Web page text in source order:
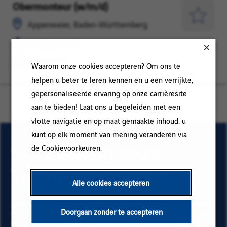
Waarom onze cookies accepteren? Om ons te
helpen u beter te leren kennen en u een verrijkte,
gepersonaliseerde ervaring op onze carrièresite
aan te bieden! Laat ons u begeleiden met een
vlotte navigatie en op maat gemaakte inhoud: u
kunt op elk moment van mening veranderen via
de Cookievoorkeuren.
Alle cookies accepteren
Doorgaan zonder te accepteren
Obermonteur (w/m/d)
Appenweier, Baden-Württemberg
Appenweier,
Baden-
Württemberg
ONDERHOUD
Permanent
later
Sluit aan bij onze
Talent Community!
Abonneer op onze e-mail alerts om ons vacature aanbod
te ontvangen en informatie te krijgen over nieuwe banen
binnen Vinci. Vul uw e-mailadres en voorkeuren in. Klik